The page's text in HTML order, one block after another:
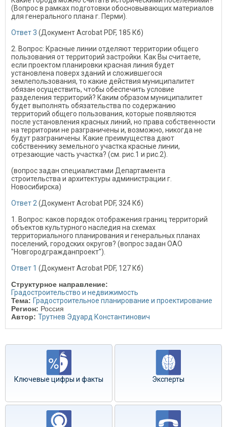
(Вопрос в рамках подготовки обосновывающих материалов
для генерального плана г. Перми).
Ответ 3 (Документ Acrobat PDF, 185 Кб)
2. Вопрос: Красные линии отделяют территории общего
пользования от территорий застройки. Как Вы считаете,
если проектом планировки красная линия будет
установлена поверх зданий и сложившегося
землепользования, то какие действия муниципалитет
обязан осуществить, чтобы обеспечить условие
разделения территорий? Каким образом муниципалитет
будет выполнять обязательства по содержанию
территорий общего пользования, которые появляются
после установления красных линий, но права собственности
на территории не разграничены и, возможно, никогда не
будут разграничены. Какие преимущества дают
собственнику земельного участка красные линии,
отрезающие часть участка? (см. рис.1 и рис.2).
(вопрос задан специалистами Департамента
строительства и архитектуры администрации г.
Новосибирска)
Ответ 2 (Документ Acrobat PDF, 324 Кб)
1. Вопрос: каков порядок отображения границ территорий
объектов культурного наследия на схемах
территориального планирования и генеральных планах
поселений, городских округов? (вопрос задан ОАО
"Новгородгражданпроект").
Ответ 1 (Документ Acrobat PDF, 127 Кб)
Структурное направление:
Градостроительство и недвижимость
Тема: Градостроительное планирование и проектирование
Регион: Россия
Автор: Трутнев Эдуард Константинович
Ключевые цифры и факты Эксперты